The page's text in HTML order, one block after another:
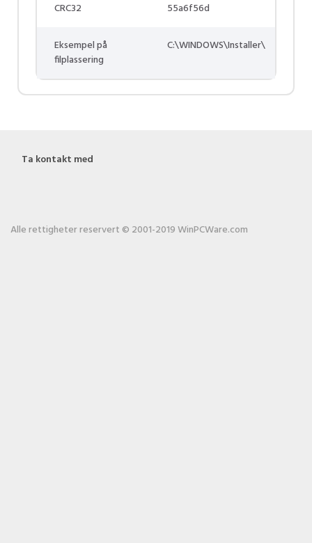
CRC32 55a6f56d
Eksempel på
filplassering
C:\WINDOWS\Installer\
Ta kontakt med
Alle rettigheter reservert © 2001-2019 WinPCWare.com